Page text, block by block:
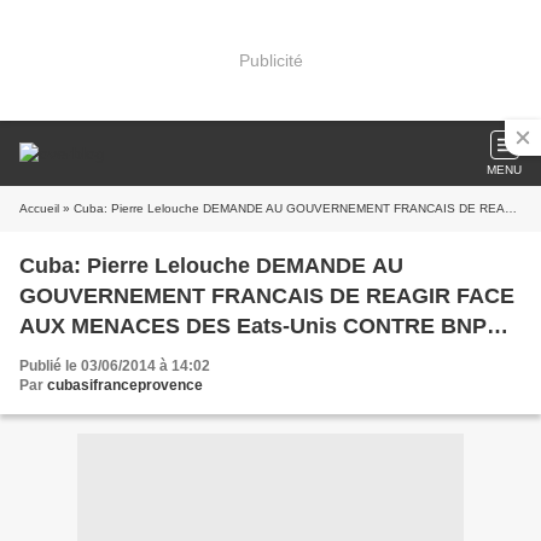
Publicité
MENU
Accueil » Cuba: Pierre Lelouche DEMANDE AU GOUVERNEMENT FRANCAIS DE REAGIR FACE AUX MENACES DES Eats-Unis CONTRE BNP Paribas
Cuba: Pierre Lelouche DEMANDE AU
GOUVERNEMENT FRANCAIS DE REAGIR FACE
AUX MENACES DES Eats-Unis CONTRE BNP
Paribas
Publié le 03/06/2014 à 14:02
Par cubasifranceprovence